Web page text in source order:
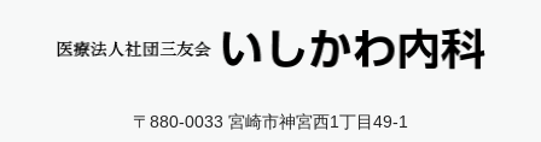
〒880-0033 宮崎市神宮西1丁目49‐1